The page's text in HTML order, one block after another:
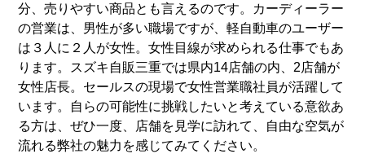
分、売りやすい商品とも言えるのです。カーディーラー
の営業は、男性が多い職場ですが、軽自動車のユーザー
は３人に２人が女性。女性目線が求められる仕事でもあ
ります。スズキ自販三重では県内14店舗の内、2店舗が
女性店長。セールスの現場で女性営業職社員が活躍して
います。自らの可能性に挑戦したいと考えている意欲あ
る方は、ぜひ一度、店舗を見学に訪れて、自由な空気が
流れる弊社の魅力を感じてみてください。